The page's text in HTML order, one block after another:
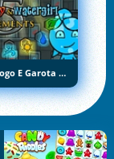
Menino De Fogo E Garota De Água 5: Elementos